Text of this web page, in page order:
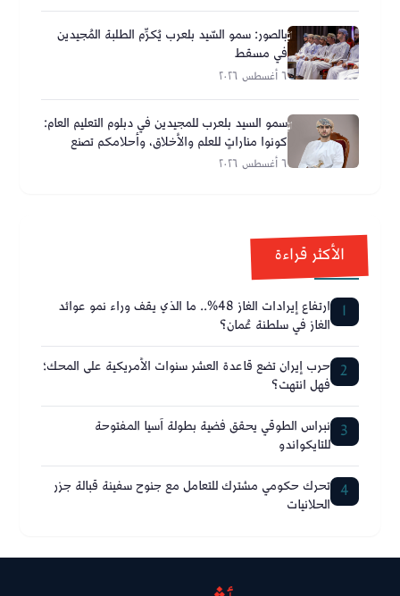
بالصور: سمو السّيد بلعرب يُكرِّم الطلبة المُجيدين
في مسقط
٦ أغسطس ٢٠٢٦
سمو السيد بلعرب للمجيدين في دبلوم التعليم العام:
كونوا مناراتٍ للعلم والأخلاق، وأحلامكم تصنع
مستقبل عُمان
٦ أغسطس ٢٠٢٦
الأكثر قراءة
1 ارتفاع إيرادات الغاز 48%.. ما الذي يقف وراء نمو عوائد
الغاز في سلطنة عُمان؟
2 حرب إيران تضع قاعدة العشر سنوات الأمريكية على المحك؛
فهل انتهت؟
3 نبراس الطوقي يحقق فضية بطولة آسيا المفتوحة
للتايكواندو
4 تحرك حكومي مشترك للتعامل مع جنوح سفينة قبالة جزر
الحلانيات